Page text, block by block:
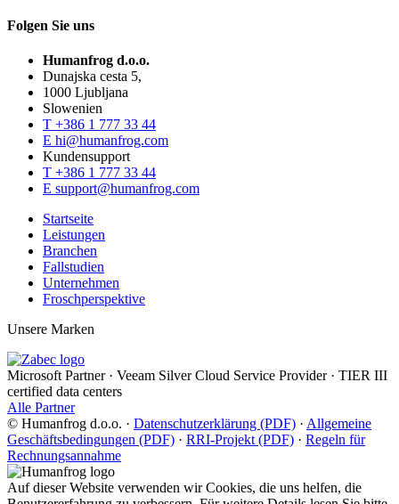
Folgen Sie uns
Humanfrog d.o.o.
Dunajska cesta 5,
1000 Ljubljana
Slowenien
T +386 1 777 33 44
E hi@humanfrog.com
Kundensupport
T +386 1 777 33 44
E support@humanfrog.com
Startseite
Leistungen
Branchen
Fallstudien
Unternehmen
Froschperspektive
Unsere Marken
Microsoft Partner · Veeam Silver Cloud Service Provider · TIER III
certified data centers
Alle Partner
© Humanfrog d.o.o. · Datenschutzerklärung (PDF) · Allgemeine
Geschäftsbedingungen (PDF) · RRI-Projekt (PDF) · Regeln für
Rechnungsannahme
Auf dieser Website verwenden wir Cookies, die uns helfen, die